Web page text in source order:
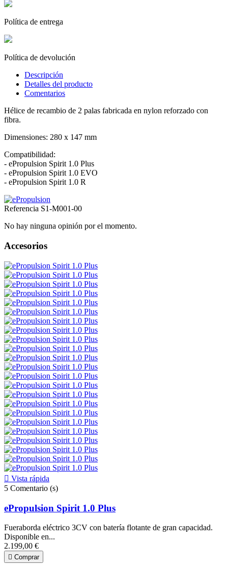
Política de entrega
Política de devolución
Descripción
Detalles del producto
Comentarios
Hélice de recambio de 2 palas fabricada en nylon reforzado con
fibra.
Dimensiones: 280 x 147 mm
Compatibilidad:
- ePropulsion Spirit 1.0 Plus
- ePropulsion Spirit 1.0 EVO
- ePropulsion Spirit 1.0 R
Referencia S1-M001-00
No hay ninguna opinión por el momento.
Accesorios
 Vista rápida
5 Comentario (s)
ePropulsion Spirit 1.0 Plus
Fueraborda eléctrico 3CV con batería flotante de gran capacidad.
Disponible en...
2.199,00 €
 Comprar